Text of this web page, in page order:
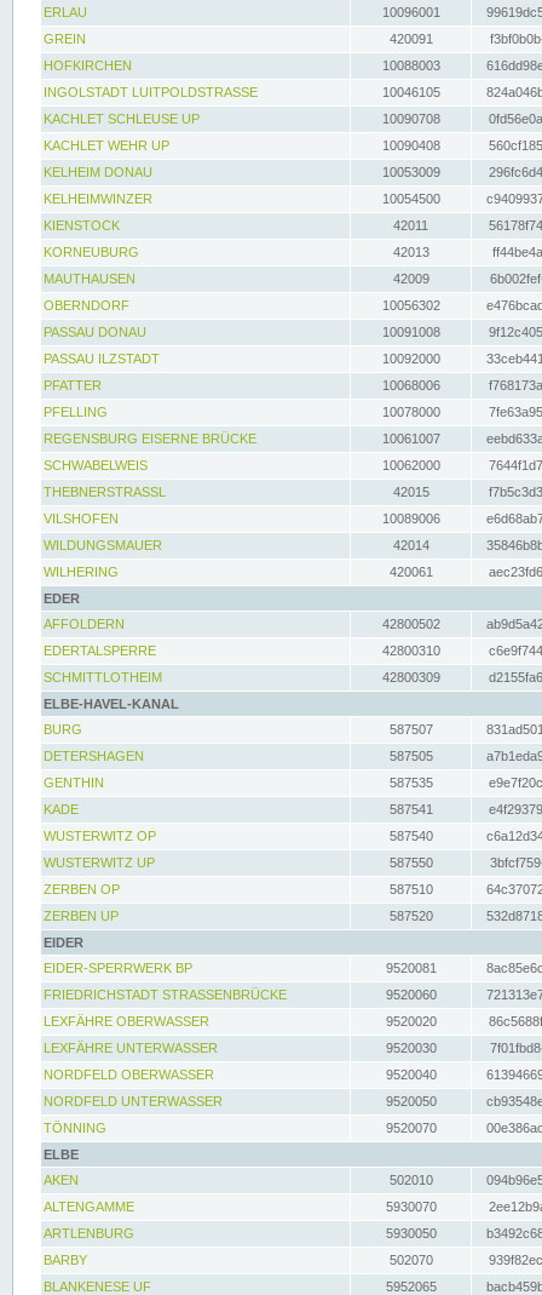
ERLAU
10096001
GREIN
420091
HOFKIRCHEN
10088003
INGOLSTADT LUITPOLDSTRASSE
10046105
KACHLET SCHLEUSE UP
10090708
KACHLET WEHR UP
10090408
KELHEIM DONAU
10053009
KELHEIMWINZER
10054500
KIENSTOCK
42011
KORNEUBURG
42013
MAUTHAUSEN
42009
OBERNDORF
10056302
PASSAU DONAU
10091008
PASSAU ILZSTADT
10092000
PFATTER
10068006
PFELLING
10078000
REGENSBURG EISERNE BRÜCKE
10061007
SCHWABELWEIS
10062000
THEBNERSTRASSL
42015
VILSHOFEN
10089006
WILDUNGSMAUER
42014
WILHERING
420061
EDER
AFFOLDERN
42800502
EDERTALSPERRE
42800310
SCHMITTLOTHEIM
42800309
ELBE-HAVEL-KANAL
BURG
587507
DETERSHAGEN
587505
GENTHIN
587535
KADE
587541
WUSTERWITZ OP
587540
WUSTERWITZ UP
587550
ZERBEN OP
587510
ZERBEN UP
587520
EIDER
EIDER-SPERRWERK BP
9520081
FRIEDRICHSTADT STRASSENBRÜCKE
9520060
LEXFÄHRE OBERWASSER
9520020
LEXFÄHRE UNTERWASSER
9520030
NORDFELD OBERWASSER
9520040
NORDFELD UNTERWASSER
9520050
TÖNNING
9520070
ELBE
AKEN
502010
ALTENGAMME
5930070
ARTLENBURG
5930050
BARBY
502070
BLANKENESE UF
5952065